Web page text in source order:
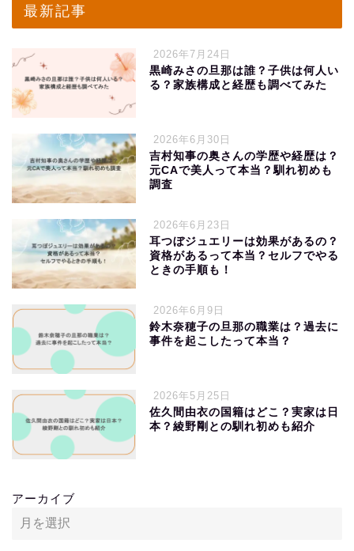
最新記事
2026年7月24日
黒崎みさの旦那は誰？子供は何人い
る？家族構成と経歴も調べてみた
2026年6月30日
吉村知事の奥さんの学歴や経歴は？
元CAで美人って本当？馴れ初めも
調査
2026年6月23日
耳つぼジュエリーは効果があるの？
資格があるって本当？セルフでやる
ときの手順も！
2026年6月9日
鈴木奈穂子の旦那の職業は？過去に
事件を起こしたって本当？
2026年5月25日
佐久間由衣の国籍はどこ？実家は日
本？綾野剛との馴れ初めも紹介
アーカイブ